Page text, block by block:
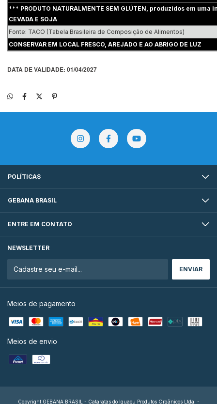
*** PRODUTO NATURALMENTE SEM GLÚTEN, produzidos em
CEVADA E SOJA
Fonte: TACO (Tabela Brasileira de Composição de Alimentos)
CONSERVAR EM LOCAL FRESCO, AREJADO E AO ABRIGO DE LUZ
DATA DE VALIDADE: 01/04/2027
POLÍTICAS
GEBANA BRASIL
ENTRE EM CONTATO
NEWSLETTER
Meios de pagamento
Meios de envio
Copyright GEBANA BRASIL - Cataratas do Iguaçu Produtos Orgânicos Ltda. -